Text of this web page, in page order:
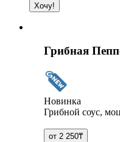
Грибная
Новинка
Грибной соус,